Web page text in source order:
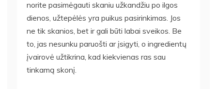
norite pasimėgauti skaniu užkandžiu po ilgos
dienos, užtepėlės yra puikus pasirinkimas. Jos
ne tik skanios, bet ir gali būti labai sveikos. Be
to, jas nesunku paruošti ar įsigyti, o ingredientų
įvairovė užtikrina, kad kiekvienas ras sau
tinkamą skonį.